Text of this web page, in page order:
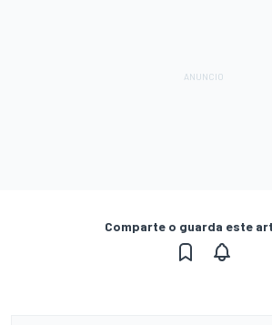
Comparte o guarda este